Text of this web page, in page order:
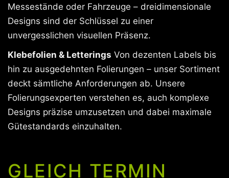
Messestände oder Fahrzeuge – dreidimensionale
Designs sind der Schlüssel zu einer
unvergesslichen visuellen Präsenz.
Klebefolien & Letterings Von dezenten Labels bis
hin zu ausgedehnten Folierungen – unser Sortiment
deckt sämtliche Anforderungen ab. Unsere
Folierungsexperten verstehen es, auch komplexe
Designs präzise umzusetzen und dabei maximale
Gütestandards einzuhalten.
GLEICH TERMIN